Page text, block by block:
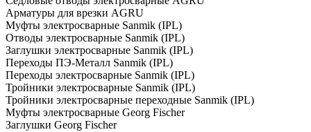
Арматуры для врезки AGRU
Муфты электросварные Sanmik (IPL)
Отводы электросварные Sanmik (IPL)
Заглушки электросварные Sanmik (IPL)
Переходы ПЭ-Металл Sanmik (IPL)
Переходы электросварные Sanmik (IPL)
Тройники электросварные Sanmik (IPL)
Тройники электросварные переходные Sanmik (IPL)
Муфты электросварные Georg Fischer
Заглушки Georg Fischer